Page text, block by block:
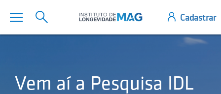
Vem aí a Pesquisa IDL